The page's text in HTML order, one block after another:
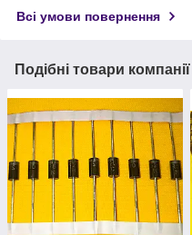
Всі умови повернення
Подібні товари компанії